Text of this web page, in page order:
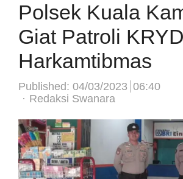
Polsek Kuala
Giat Patroli
Harkamtibmas
Published: 04/03/2023 06:40
Author
Redaksi Swanara